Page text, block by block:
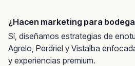
¿Hacen marketing para
Sí, diseñamos estrategias de
Agrelo, Perdriel y Vistalba
y experiencias premium.